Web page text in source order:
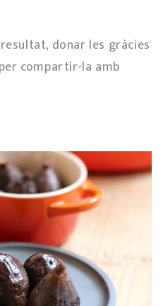
donar les gràcies
compartir-la amb